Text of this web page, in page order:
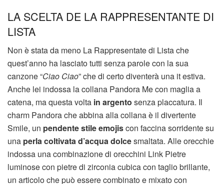
LA SCELTA DE LA RAPPRESENTANTE DI
LISTA
Non è stata da meno La Rappresentate di Lista che
quest’anno ha lasciato tutti senza parole con la sua
canzone “Ciao Ciao” che di certo diventerà una it estiva.
Anche lei indossa la collana Pandora Me con maglia a
catena, ma questa volta in argento senza placcatura. Il
charm Pandora che abbina alla collana è il divertente
Smile, un pendente stile emojiscon faccina sorridente su
una perla coltivata d’acqua dolcesmaltata. Alle orecchie
indossa una combinazione di orecchini Link Pietre
luminose con pietre di zirconia cubica con taglio brillante,
un articolo che può essere combinato e mixato con